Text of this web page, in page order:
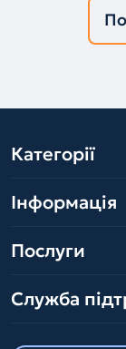
Категорії
Інформація
Послуги
Служба